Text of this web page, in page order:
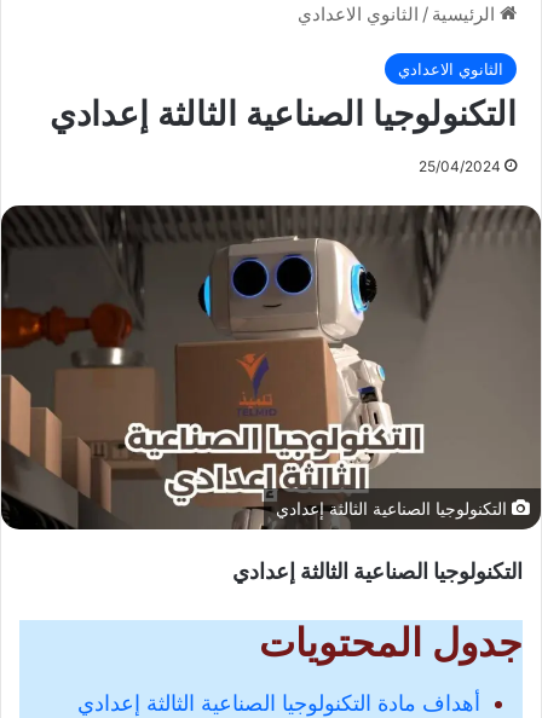
الرئيسية / الثانوي الاعدادي
الثانوي الاعدادي
التكنولوجيا الصناعية الثالثة إعدادي
25/04/2024
التكنولوجيا الصناعية الثالثة إعدادي
التكنولوجيا الصناعية الثالثة إعدادي
جدول المحتويات
أهداف مادة التكنولوجيا الصناعية الثالثة إعدادي